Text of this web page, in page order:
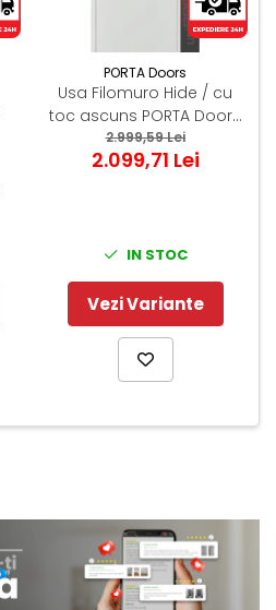
PORTA Doors
Usa Filomuro Hide / cu
toc ascuns PORTA Doors
Alb - miez PAL Tubular
2.999,59 Lei
2.099,71 Lei
IN STOC
Vezi Variante